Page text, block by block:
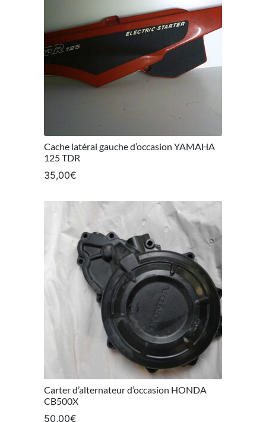
Cache latéral gauche d’occasion YAMAHA
125 TDR
35,00€
Carter d’alternateur d’occasion HONDA
CB500X
50,00€